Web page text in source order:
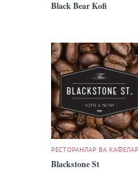
Black Bear Kofi
РЕСТОРАНЛАР ВА КАФЕЛАР
Blackstone St